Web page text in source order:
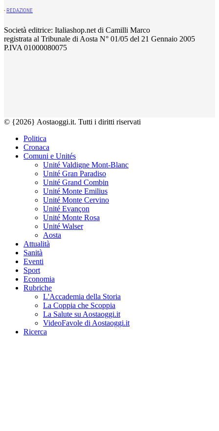
- REDAZIONE
Società editrice: Italiashop.net di Camilli Marco
registrata al Tribunale di Aosta N° 01/05 del 21 Gennaio 2005
P.IVA 01000080075
© {2026} Aostaoggi.it. Tutti i diritti riservati
Politica
Cronaca
Comuni e Unités
Unité Valdigne Mont-Blanc
Unité Gran Paradiso
Unité Grand Combin
Unité Monte Emilius
Unité Monte Cervino
Unité Evançon
Unité Monte Rosa
Unité Walser
Aosta
Attualità
Sanità
Eventi
Sport
Economia
Rubriche
L'Accademia della Storia
La Coppia che Scoppia
La Salute su Aostaoggi.it
VideoFavole di Aostaoggi.it
Ricerca